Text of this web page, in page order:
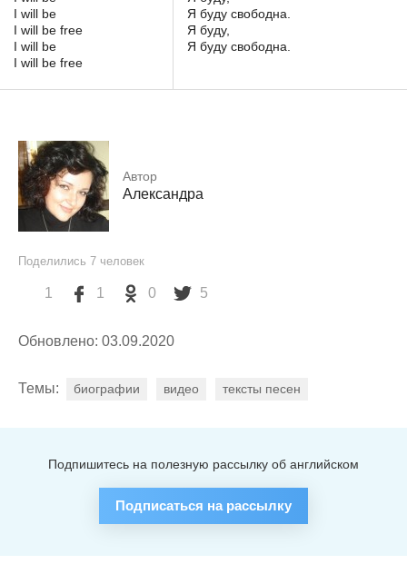
I will be
I will be free
I will be
I will be free
Я буду свободна.
Я буду,
Я буду свободна.
Автор
Александра
Поделились 7 человек
1 1 0 5
Обновлено: 03.09.2020
Темы: биографии видео тексты песен
Подпишитесь на полезную рассылку об английском
Подписаться на рассылку